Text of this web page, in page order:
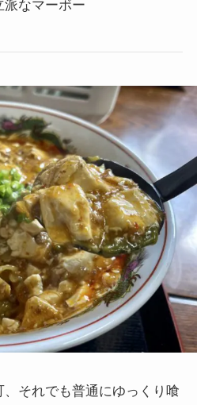
派なマーボー
それでも普通にゆっくり喰